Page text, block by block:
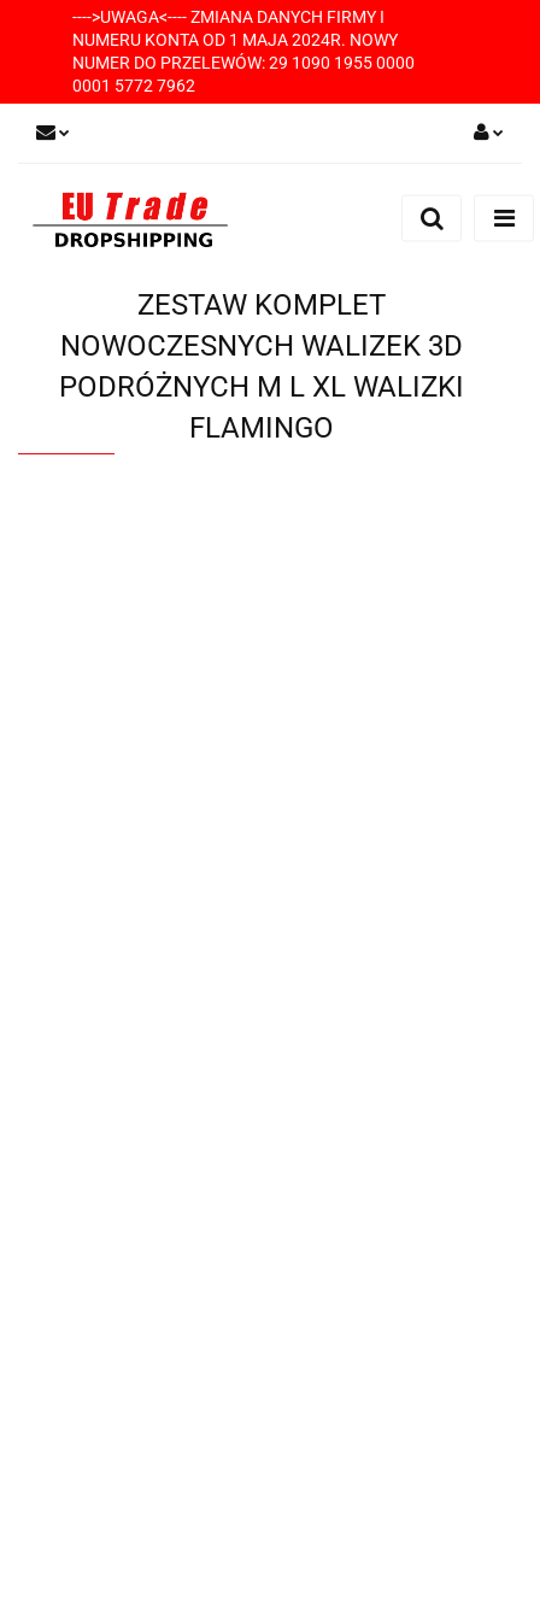
---->UWAGA<---- ZMIANA DANYCH FIRMY I
NUMERU KONTA OD 1 MAJA 2024R. NOWY
NUMER DO PRZELEWÓW: 29 1090 1955 0000
0001 5772 7962
Zarejestruj się
ZESTAW KOMPLET
NOWOCZESNYCH WALIZEK 3D
PODRÓŻNYCH M L XL WALIZKI
FLAMINGO